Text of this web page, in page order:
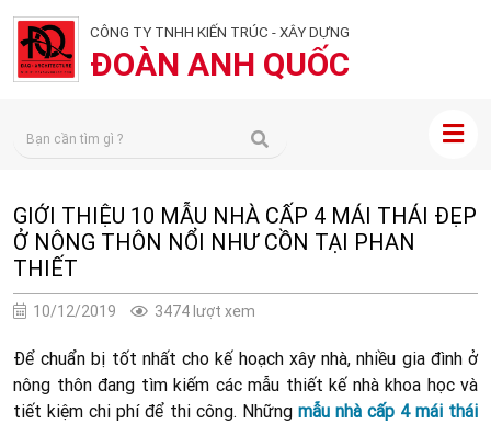
CÔNG TY TNHH KIẾN TRÚC - XÂY DỰNG
ĐOÀN ANH QUỐC
GIỚI THIỆU 10 MẪU NHÀ CẤP 4 MÁI THÁI ĐẸP
Ở NÔNG THÔN NỔI NHƯ CỒN TẠI PHAN
THIẾT
10/12/2019 3474 lượt xem
Để chuẩn bị tốt nhất cho kế hoạch xây nhà, nhiều gia đình ở
nông thôn đang tìm kiếm các mẫu thiết kế nhà khoa học và
tiết kiệm chi phí để thi công. Những mẫu nhà cấp 4 mái thái